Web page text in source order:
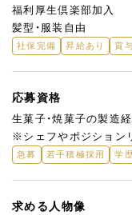
福利厚生倶楽部加入
髪型・服装自由
社保完備 昇給あり 賞
応募資格
生菓子・焼菓子の製造
※シェフやポジション
急募 若手積極採用 学
求める人物像